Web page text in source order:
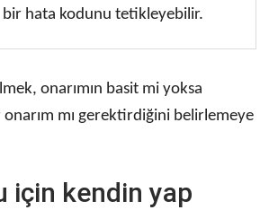
bir hata kodunu tetikleyebilir.
onarımın basit mi yoksa
mı gerektirdiğini belirlemeye
için kendin yap